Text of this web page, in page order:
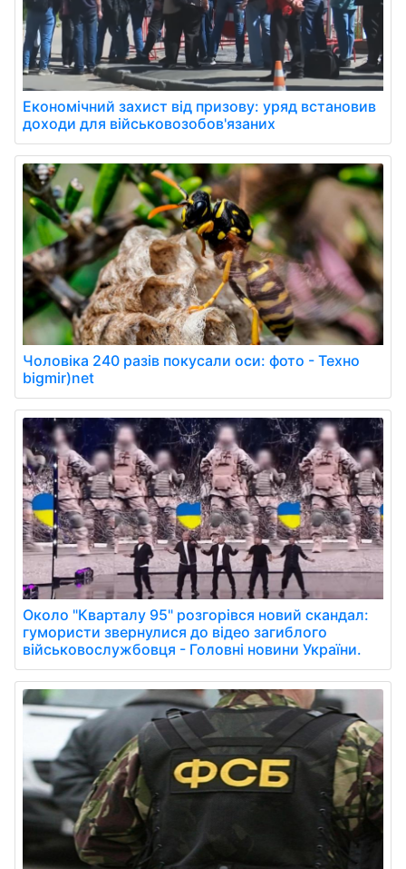
Економічний захист від призову: уряд встановив
доходи для військовозобов'язаних
Чоловіка 240 разів покусали оси: фото - Техно
bigmir)net
Около "Кварталу 95" розгорівся новий скандал:
гумористи звернулися до відео загиблого
військовослужбовця - Головні новини України.